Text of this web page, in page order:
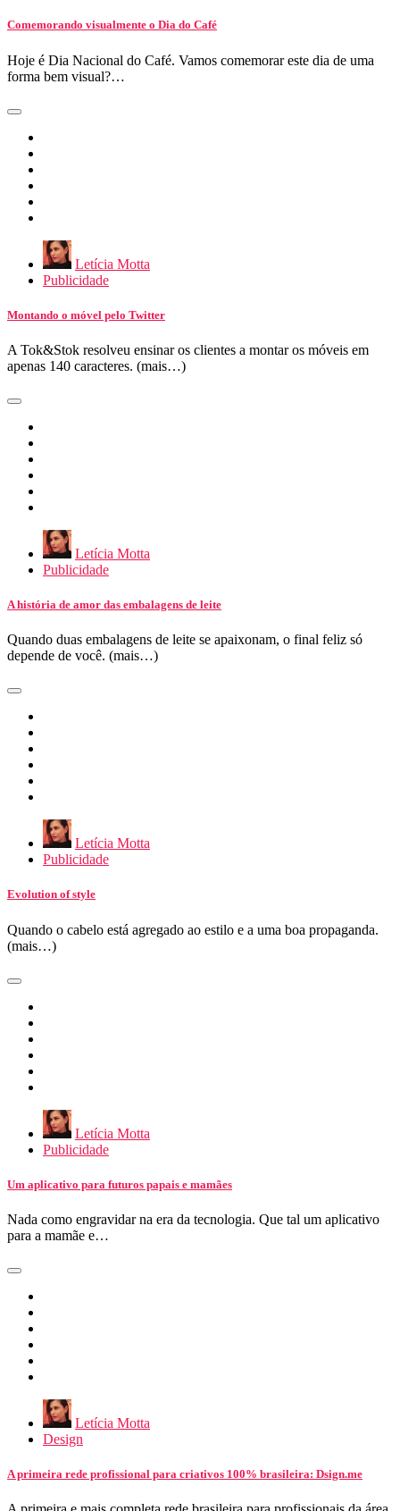
Comemorando visualmente o Dia do Café
Hoje é Dia Nacional do Café. Vamos comemorar este dia de uma
forma bem visual?…
Letícia Motta
Publicidade
Montando o móvel pelo Twitter
A Tok&Stok resolveu ensinar os clientes a montar os móveis em
apenas 140 caracteres. (mais…)
Letícia Motta
Publicidade
A história de amor das embalagens de leite
Quando duas embalagens de leite se apaixonam, o final feliz só
depende de você. (mais…)
Letícia Motta
Publicidade
Evolution of style
Quando o cabelo está agregado ao estilo e a uma boa propaganda.
(mais…)
Letícia Motta
Publicidade
Um aplicativo para futuros papais e mamães
Nada como engravidar na era da tecnologia. Que tal um aplicativo
para a mamãe e…
Letícia Motta
Design
A primeira rede profissional para criativos 100% brasileira: Dsign.me